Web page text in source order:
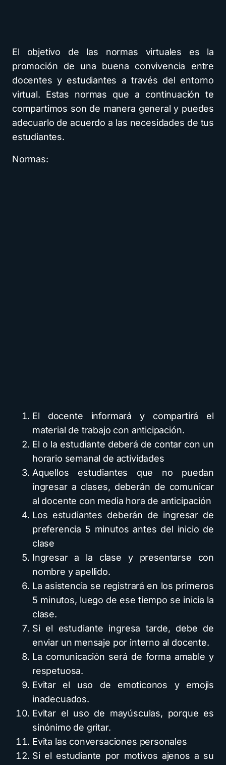
El objetivo de las normas virtuales es la
promoción de una buena convivencia entre
docentes y estudiantes a través del entorno
virtual. Estas normas que a continuación te
compartimos son de manera general y puedes
adecuarlo de acuerdo a las necesidades de tus
estudiantes.
Normas:
El docente informará y compartirá el
material de trabajo con anticipación.
El o la estudiante deberá de contar con un
horario semanal de actividades
Aquellos estudiantes que no puedan
ingresar a clases, deberán de comunicar
al docente con media hora de anticipación
Los estudiantes deberán de ingresar de
preferencia 5 minutos antes del inicio de
clase
Ingresar a la clase y presentarse con
nombre y apellido.
La asistencia se registrará en los primeros
5 minutos, luego de ese tiempo se inicia la
clase.
Si el estudiante ingresa tarde, debe de
enviar un mensaje por interno al docente.
La comunicación será de forma amable y
respetuosa.
Evitar el uso de emoticonos y emojis
inadecuados.
Evitar el uso de mayúsculas, porque es
sinónimo de gritar.
Evita las conversaciones personales
Si el estudiante por motivos ajenos a su